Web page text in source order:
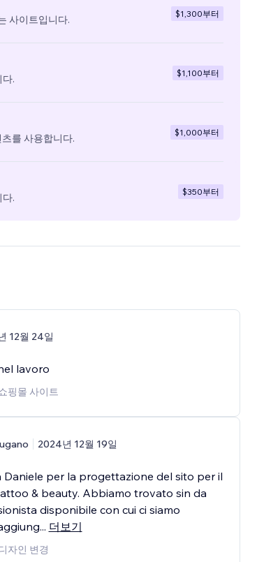
사이트입니다.
$1,300부터
.
$1,100부터
를 사용합니다.
$1,000부터
.
$350부터
12월 24일
lavoro
핑몰 사이트
2024년 12월 19일
Daniele per la progettazione del sito per il
& beauty. Abbiamo trovato sin da
disponibile con cui ci siamo
... 더보기
자인 변경